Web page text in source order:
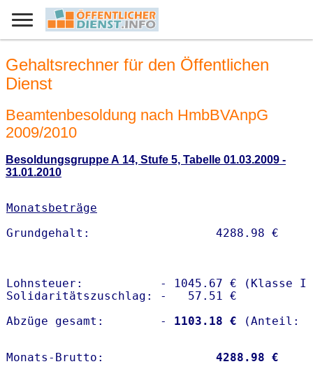
Gehaltsrechner für den Öffentlichen
Dienst
Beamtenbesoldung nach HmbBVAnpG
2009/2010
Besoldungsgruppe A 14, Stufe 5, Tabelle 01.03.2009 -
31.01.2010
Monatsbeträge
Lohnsteuer:           - 1045.67 € (Klasse I)
Solidaritätszuschlag: -   57.51 €
Abzüge gesamt:        -
1103.18 €
Monats-Brutto: 4288.98 €